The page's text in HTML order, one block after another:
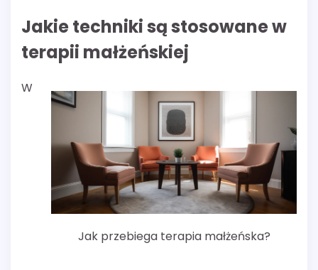
Jakie techniki są stosowane w
terapii małżeńskiej
Jak przebiega terapia małżeńska?
W